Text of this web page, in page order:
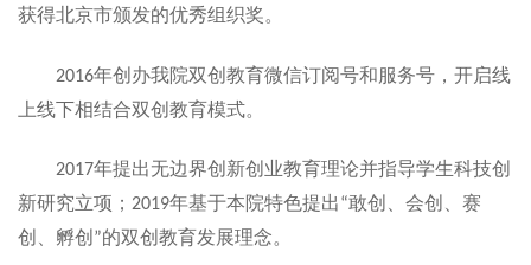
获得北京市颁发的优秀组织奖。
2016年创办我院双创教育微信订阅号和服务号，开启线
上线下相结合双创教育模式。
2017年提出无边界创新创业教育理论并指导学生科技创
新研究立项； 2019年基于本院特色提出“敢创、会创、赛
创、孵创 ”的双创教育发展理念。